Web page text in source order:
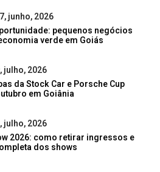
junho, 2026
pequenos negócios
verde em Goiás
julho, 2026
da Stock Car e Porsche Cup
em Goiânia
julho, 2026
2026: como retirar ingressos e
dos shows